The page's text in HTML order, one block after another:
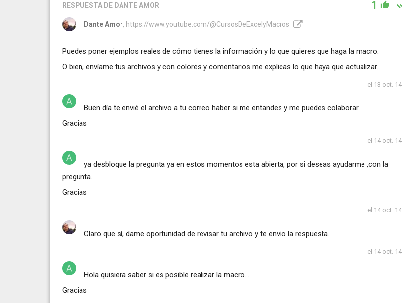
RESPUESTA DE DANTE AMOR 1
Dante Amor, https://www.youtube.com/@CursosDeExcelyMacros
Puedes poner ejemplos reales de cómo tienes la información y lo que quieres que haga la macro.
O bien, envíame tus archivos y con colores y comentarios me explicas lo que haya que actualizar.
el 13 oct. 14
Buen día te envié el archivo a tu correo haber si me entandes y me puedes colaborar
Gracias
el 14 oct. 14
ya desbloque la pregunta ya en estos momentos esta abierta, por si deseas ayudarme ,con la
pregunta.
Gracias
el 14 oct. 14
Claro que sí, dame oportunidad de revisar tu archivo y te envío la respuesta.
el 14 oct. 14
Hola quisiera saber si es posible realizar la macro....
Gracias